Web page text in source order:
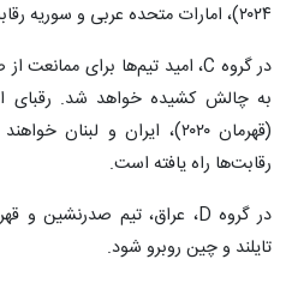
۲۰۲۴)، امارات متحده عربی و سوریه رقابت خواهد کرد.
به چالش کشیده خواهد شد. رقبای
(قهرمان ۲۰۲۰)، ایران و
رقابت‌ها راه یافته است.
تایلند و چین روبرو شود.